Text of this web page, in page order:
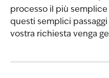
processo il più
questi semplici
vostra richiesta venga